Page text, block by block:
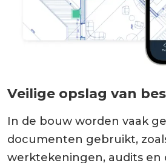
Veilige opslag van
In de bouw worden vaak
documenten gebruikt,
werktekeningen, audits en